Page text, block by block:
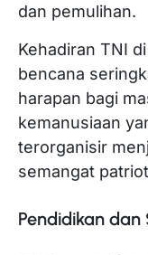
dan pemulihan.
Kehadiran TNI
bencana
harapan bagi
kemanusiaan
terorganisir
semangat
Pendidikan dan